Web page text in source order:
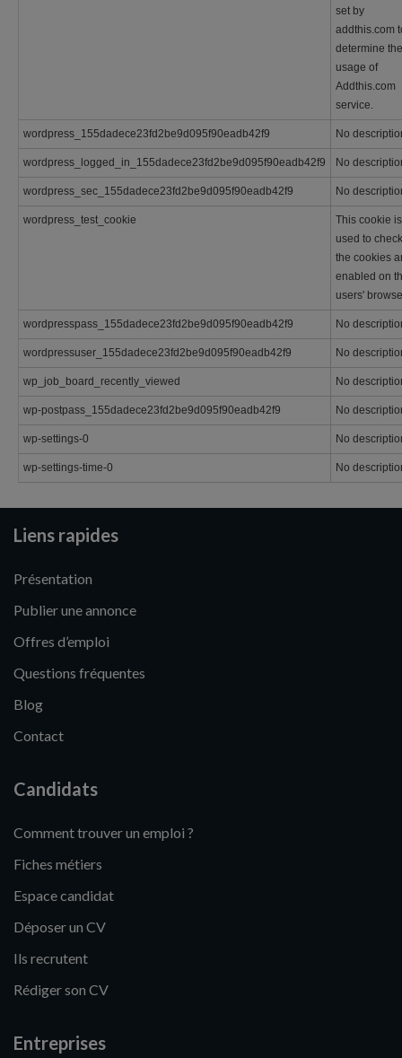
set by
addthis.com
determine the
usage of
Addthis.com
service.
wordpress_155dadece23fd2be9d095f90eadb42f9 No
wordpress_logged_in_155dadece23fd2be9d095f90eadb42f9 No
wordpress_sec_155dadece23fd2be9d095f90eadb42f9 No
wordpress_test_cookie
This cookie is
used to
the cookies
enabled on
users'
wordpresspass_155dadece23fd2be9d095f90eadb42f9 No
wordpressuser_155dadece23fd2be9d095f90eadb42f9 No
wp_job_board_recently_viewed No
wp-postpass_155dadece23fd2be9d095f90eadb42f9 No
wp-settings-0 No
wp-settings-time-0 No
Liens rapides
Présentation
Publier une annonce
Offres d’emploi
Questions fréquentes
Blog
Contact
Candidats
Comment trouver un emploi ?
Fiches métiers
Espace candidat
Déposer un CV
Ils recrutent
Rédiger son CV
Entreprises